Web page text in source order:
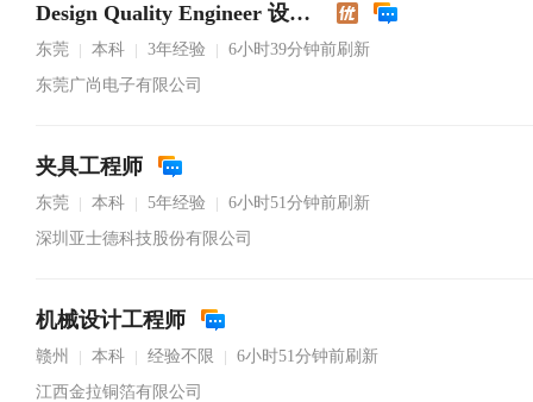
Design Quality Engineer 设计品质工程师
东莞 本科 3年经验
6小时39分钟前刷新
东莞广尚电子有限公司
夹具工程师
东莞 本科 5年经验
6小时51分钟前刷新
深圳亚士德科技股份有限公司
机械设计工程师
赣州 本科 经验不限
6小时51分钟前刷新
江西金拉铜箔有限公司